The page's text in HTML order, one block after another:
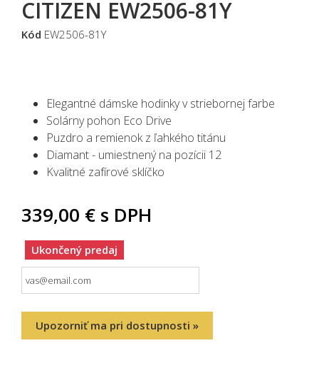
CITIZEN EW2506-81Y
Kód EW2506-81Y
Elegantné dámske hodinky v striebornej farbe
Solárny pohon Eco Drive
Puzdro a remienok z ľahkého titánu
Diamant - umiestnený na pozícii 12
Kvalitné zafírové sklíčko
339,00 € s DPH
Ukončený predaj
Upozorniť ma pri dostupnosti »